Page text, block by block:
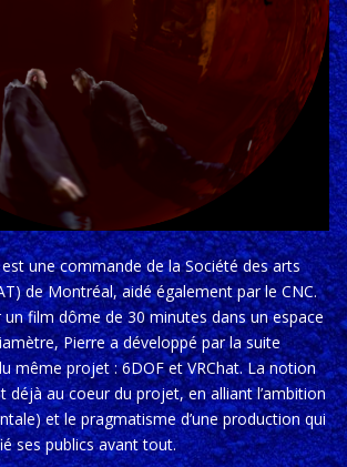
est une commande de la Société des arts
de Montréal, aidé également par le CNC.
film dôme de 30 minutes dans un espace
Pierre a développé par la suite
même projet : 6DOF et VRChat. La notion
déjà au coeur du projet, en alliant l’ambition
et le pragmatisme d’une production qui
ses publics avant tout.